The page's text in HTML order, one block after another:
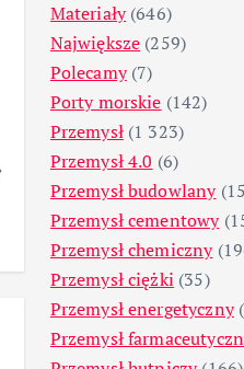
Materiały(646)
Największe (259)
Polecamy(7)
Porty morskie (142)
Przemysł(1 323)
Przemysł 4.0 (6)
Przemysł budowlany
Przemysł cementowy
Przemysł chemiczny
Przemysł ciężki (35)
Przemysł energetyczny
Przemysł